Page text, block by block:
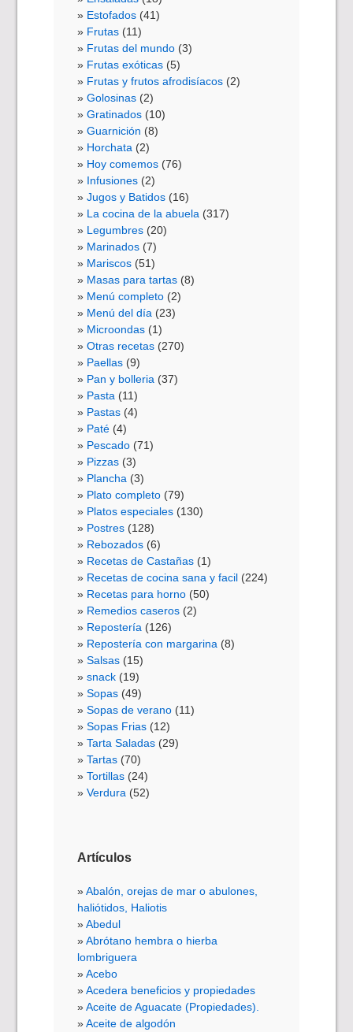
Estofados (41)
Frutas (11)
Frutas del mundo (3)
Frutas exóticas (5)
Frutas y frutos afrodisíacos (2)
Golosinas (2)
Gratinados (10)
Guarnición (8)
Horchata (2)
Hoy comemos (76)
Infusiones (2)
Jugos y Batidos (16)
La cocina de la abuela (317)
Legumbres (20)
Marinados (7)
Mariscos (51)
Masas para tartas (8)
Menú completo (2)
Menú del día (23)
Microondas (1)
Otras recetas (270)
Paellas (9)
Pan y bolleria (37)
Pasta (11)
Pastas (4)
Paté (4)
Pescado (71)
Pizzas (3)
Plancha (3)
Plato completo (79)
Platos especiales (130)
Postres (128)
Rebozados (6)
Recetas de Castañas (1)
Recetas de cocina sana y facil (224)
Recetas para horno (50)
Remedios caseros (2)
Repostería (126)
Repostería con margarina (8)
Salsas (15)
snack (19)
Sopas (49)
Sopas de verano (11)
Sopas Frias (12)
Tarta Saladas (29)
Tartas (70)
Tortillas (24)
Verdura (52)
Artículos
Abalón, orejas de mar o abulones,
haliótidos, Haliotis
Abedul
Abrótano hembra o hierba
lombriguera
Acebo
Acedera beneficios y propiedades
Aceite de Aguacate (Propiedades).
Aceite de algodón